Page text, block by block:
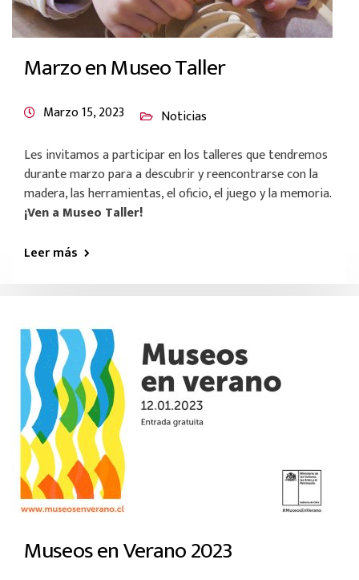
Marzo en Museo Taller
Marzo 15, 2023
Noticias
Les invitamos a participar en los talleres que tendremos
durante marzo para a descubrir y reencontrarse con la
madera, las herramientas, el oficio, el juego y la memoria.
¡Ven a Museo Taller!
Leer más
Museos en Verano 2023